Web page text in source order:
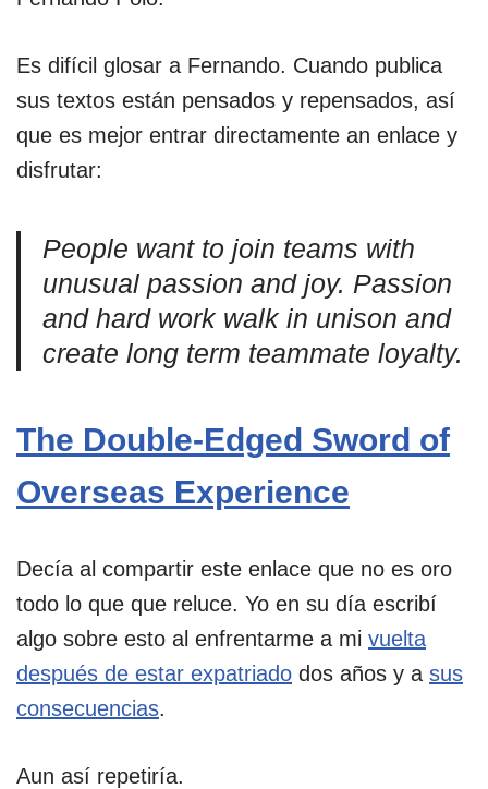
Es difícil glosar a Fernando. Cuando publica
sus textos están pensados y repensados, así
que es mejor entrar directamente an enlace y
disfrutar:
People want to join teams with
unusual passion and joy. Passion
and hard work walk in unison and
create long term teammate loyalty.
The Double-Edged Sword of
Overseas Experience
Decía al compartir este enlace que no es oro
todo lo que que reluce. Yo en su día escribí
algo sobre esto al enfrentarme a mi vuelta
después de estar expatriado dos años y a sus
consecuencias.
Aun así repetiría.